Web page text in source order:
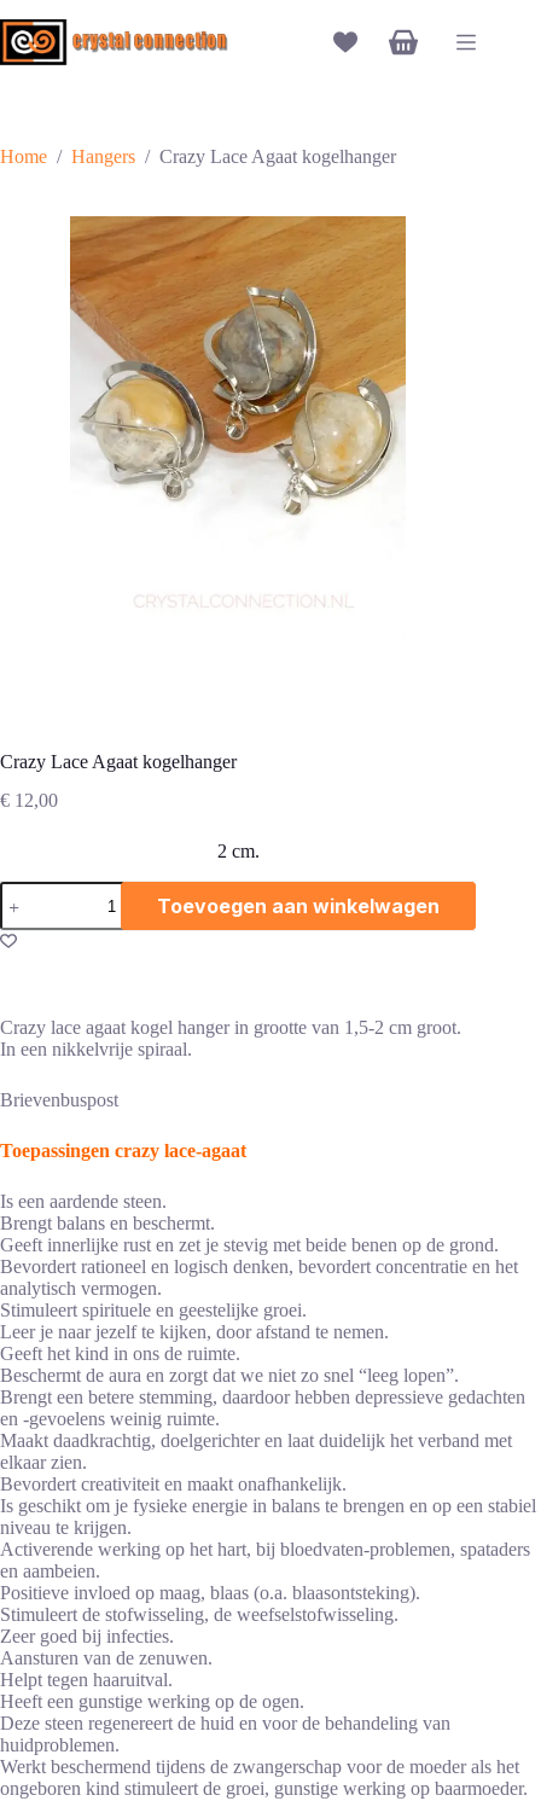
naar
de
Winkelwagen
Home / Hangers / Crazy Lace Agaat kogelhanger
Crazy Lace Agaat kogelhanger
€ 12,00
2 cm.
Crazy
Lace
Agaat
kogelhanger
Toevoegen aan winkelwagen
Crazy lace agaat kogel hanger in grootte van 1,5-2 cm groot.
In een nikkelvrije spiraal.
Brievenbuspost
Toepassingen crazy lace-agaat
Is een aardende steen.
Brengt balans en beschermt.
Geeft innerlijke rust en zet je stevig met beide benen op de grond.
Bevordert rationeel en logisch denken, bevordert concentratie en het
analytisch vermogen.
Stimuleert spirituele en geestelijke groei.
Leer je naar jezelf te kijken, door afstand te nemen.
Geeft het kind in ons de ruimte.
Beschermt de aura en zorgt dat we niet zo snel “leeg lopen”.
Brengt een betere stemming, daardoor hebben depressieve gedachten
en -gevoelens weinig ruimte.
Maakt daadkrachtig, doelgerichter en laat duidelijk het verband met
elkaar zien.
Bevordert creativiteit en maakt onafhankelijk.
Is geschikt om je fysieke energie in balans te brengen en op een stabiel
niveau te krijgen.
Activerende werking op het hart, bij bloedvaten-problemen, spataders
en aambeien.
Positieve invloed op maag, blaas (o.a. blaasontsteking).
Stimuleert de stofwisseling, de weefselstofwisseling.
Zeer goed bij infecties.
Aansturen van de zenuwen.
Helpt tegen haaruitval.
Heeft een gunstige werking op de ogen.
Deze steen regenereert de huid en voor de behandeling van
huidproblemen.
Werkt beschermend tijdens de zwangerschap voor de moeder als het
ongeboren kind stimuleert de groei, gunstige werking op baarmoeder.